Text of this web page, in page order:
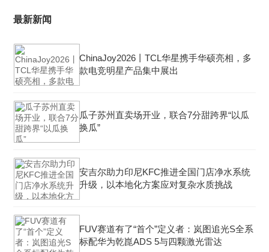
最新新闻
ChinaJoy2026丨TCL华星携手华硕亮相，多
款电竞明星产品集中展出
瓜子苏州直卖场开业，联合7分甜跨界“以瓜
换瓜”
安吉尔助力印尼KFC推进全国门店净水系统
升级，以本地化方案应对复杂水质挑战
FUV赛道有了“首个”定义者：岚图追光S全系
标配华为乾崑ADS 5与四颗激光雷达